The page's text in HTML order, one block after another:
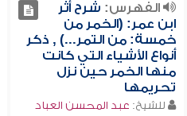
الفهرس: شرح أثر
ابن عمر: (الخمر من
خمسة: من التمر...) , ذكر
أنواع الأشياء التي كانت
منها الخمر حين نزل
تحريمها
للشيخ: عبد المحسن العباد